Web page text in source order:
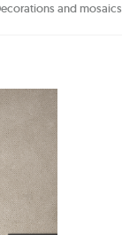
and mosaics